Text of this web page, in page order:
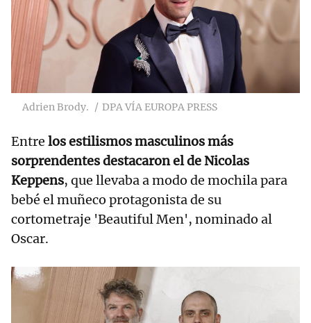
Adrien Brody. DPA VÍA EUROPA PRESS
Entre los estilismos masculinos más
sorprendentes destacaron el de Nicolas
Keppens, que llevaba a modo de mochila para
bebé el muñeco protagonista de su
cortometraje 'Beautiful Men', nominado al
Oscar.